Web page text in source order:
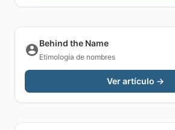
Behind the Name
Etimología de nombres
Ver artículo →